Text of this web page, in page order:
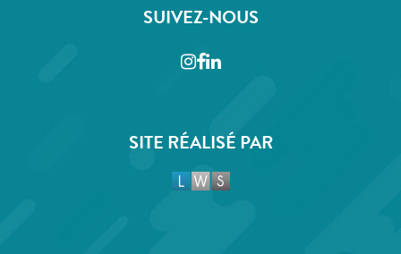
SUIVEZ-NOUS
Instagram
Facebook
LinkedIn
SITE RÉALISÉ PAR